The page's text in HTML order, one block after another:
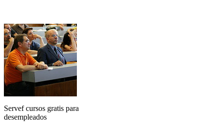
Servef cursos gratis para
desempleados